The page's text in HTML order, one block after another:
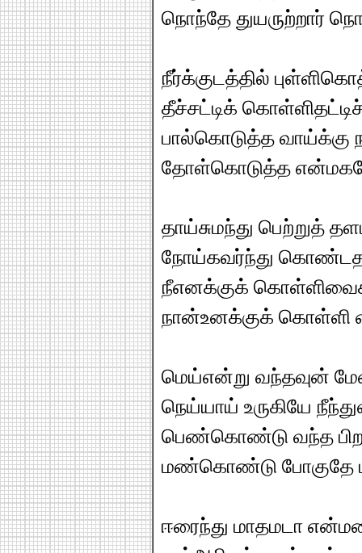
நொந்தே துயருற்றார்
நீர்க்குடத்தில்
தீச்சட்டிக்
பால்கொடுத்த வாய்க்கு
தோள்கொடுத்த
தாய்சுமந்து பெற்றுத்
நோய்கவர்ந்து
நீஎனக்குக்
நான்உனக்குக்
மெய்என்று வந்தவுன்
நெய்யாய் உருகியே
பெண்கொண்டு வந்த
மண்கொண்டு
ஈரைந்து மாதமடா